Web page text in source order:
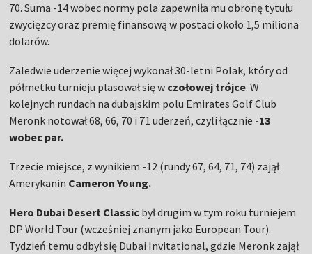
70. Suma -14 wobec normy pola zapewniła mu obronę tytułu
zwycięzcy oraz premię finansową w postaci około 1,5 miliona
dolarów.
Zaledwie uderzenie więcej wykonał 30-letni Polak, który od
półmetku turnieju plasował się w czołowej trójce. W
kolejnych rundach na dubajskim polu Emirates Golf Club
Meronk notował 68, 66, 70 i 71 uderzeń, czyli łącznie -13
wobec par.
Trzecie miejsce, z wynikiem -12 (rundy 67, 64, 71, 74) zajął
Amerykanin Cameron Young.
Hero Dubai Desert Classic był drugim w tym roku turniejem
DP World Tour (wcześniej znanym jako European Tour).
Tydzień temu odbył się Dubai Invitational, gdzie Meronk zajął